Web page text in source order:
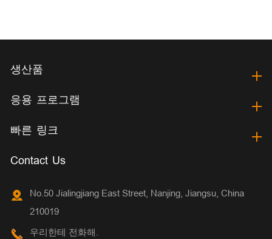
생산품
응용 프로그램
빠른 링크
Contact Us
No.50 Jialingjiang East Street, Nanjing, Jiangsu, China
210019
우리한테 전화해.